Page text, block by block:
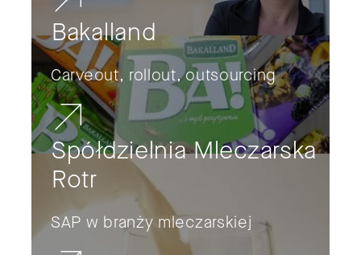
Bakalland
Carveout, rollout, outsourcing
Spółdzielnia Mleczarska
Rotr
SAP w branży mleczarskiej